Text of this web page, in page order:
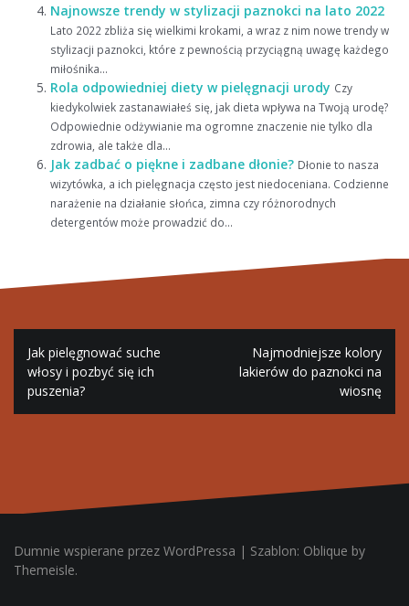
Najnowsze trendy w stylizacji paznokci na lato 2022
Lato 2022 zbliża się wielkimi krokami, a wraz z nim nowe trendy w
stylizacji paznokci, które z pewnością przyciągną uwagę każdego
miłośnika...
Rola odpowiedniej diety w pielęgnacji urody Czy
kiedykolwiek zastanawiałeś się, jak dieta wpływa na Twoją urodę?
Odpowiednie odżywianie ma ogromne znaczenie nie tylko dla
zdrowia, ale także dla...
Jak zadbać o piękne i zadbane dłonie? Dłonie to nasza
wizytówka, a ich pielęgnacja często jest niedoceniana. Codzienne
narażenie na działanie słońca, zimna czy różnorodnych
detergentów może prowadzić do...
Nawigacja
wpisu
Jak pielęgnować suche
włosy i pozbyć się ich
puszenia?
Najmodniejsze kolory
lakierów do paznokci na
wiosnę
Dumnie wspierane przez WordPressa | Szablon: Oblique by
Themeisle.